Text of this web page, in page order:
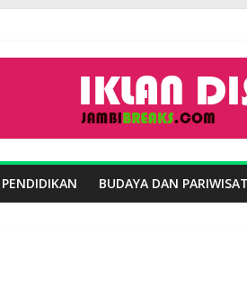
PENDIDIKAN BUDAYA DAN